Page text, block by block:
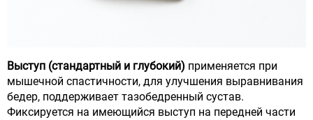
Выступ (стандартный и глубокий) применяется при
мышечной спастичности, для улучшения выравнивания
бедер, поддерживает тазобедренный сустав.
Фиксируется на имеющийся выступ на передней части